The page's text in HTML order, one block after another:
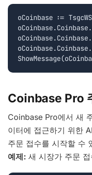
oCoinbase :=
Coinbase Pro
Coinbase Pro에서 새
이터에 접근하기 위한
주문 접수를 시작할 수
예제: 새 시장가 주문